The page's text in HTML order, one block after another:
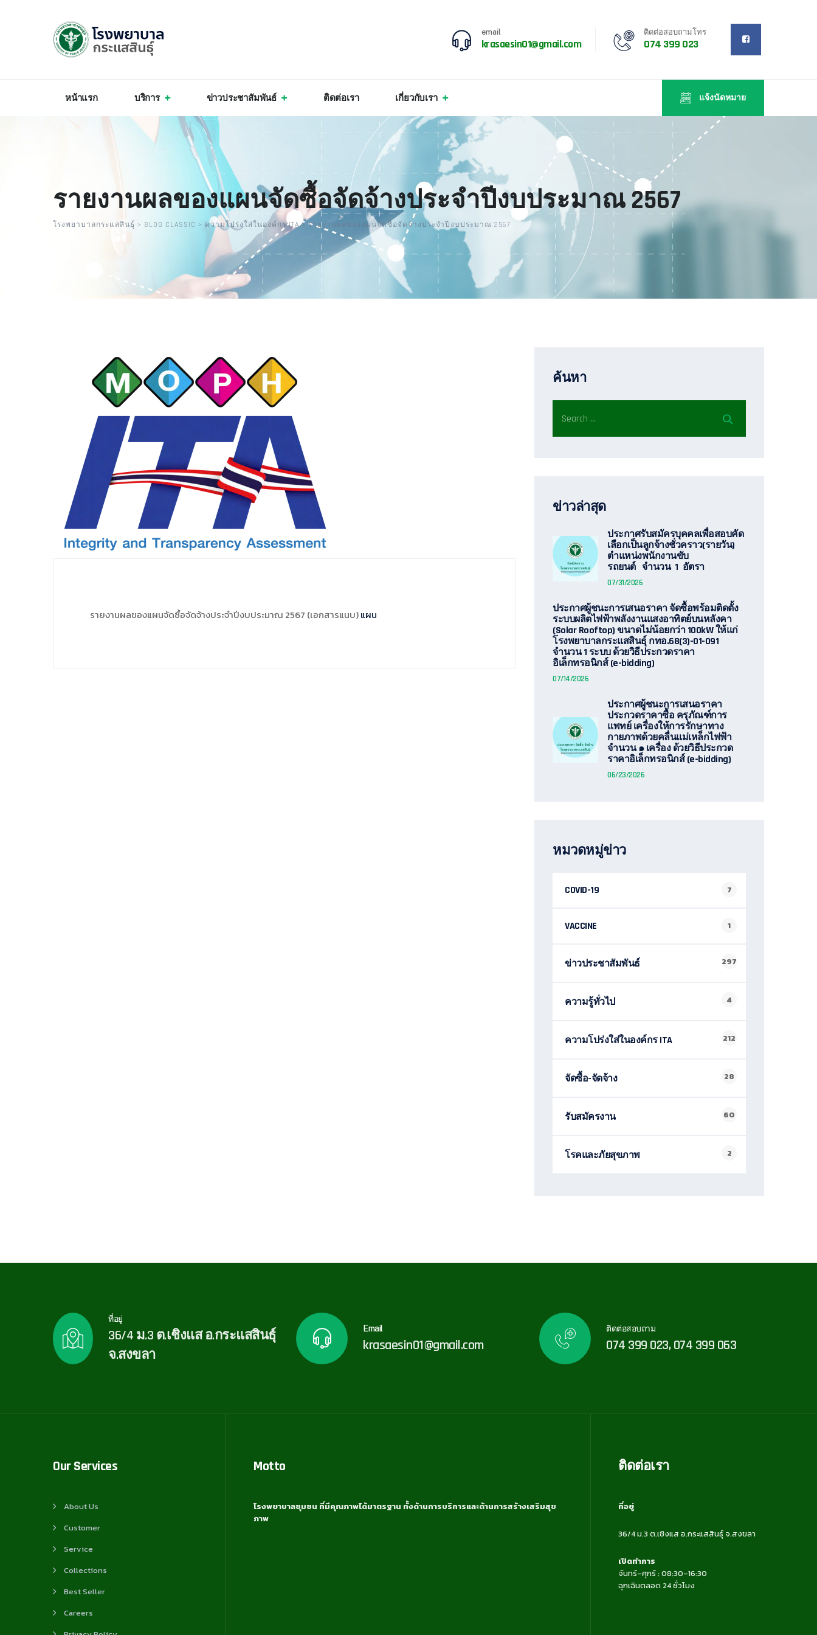
email
krasaesin01@gmail.com
ติดต่อสอบถามโทร
074 399 023
หน้าแรก บริการ ข่าวประชาสัมพันธ์ ติดต่อเรา เกี่ยวกับเรา แจ้งนัดหมาย
รายงานผลของแผนจัดซื้อจัดจ้างประจำปีงบประมาณ 2567
โรงพยาบาลกระแสสินธุ์ > BLOG CLASSIC > ความโปร่งใส่ในองค์กร ITA> รายงานผลของแผนจัดซื้อจัดจ้างประจำปีงบประมาณ 2567
รายงานผลของแผนจัดซื้อจัดจ้างประจำปีงบประมาณ 2567 (เอกสารแนบ)แผน
ค้นหา
ข่าวล่าสุด
ประกาศรับสมัครบุคคลเพื่อสอบคัด
เลือกเป็นลูกจ้างชั่วคราว(รายวัน)
ตำแหน่งพนักงานขับ
รถยนต์ จำนวน 1 อัตรา
07/31/2026
ประกาศผู้ชนะการเสนอราคา จัดซื้อพร้อมติดตั้ง
ระบบผลิตไฟฟ้าพลังงานแสงอาทิตย์บนหลังคา
(Solar Rooftop) ขนาดไม่น้อยกว่า 100kW ให้แก่
โรงพยาบาลกระแสสินธุ์ กทอ.68(3)-01-091
จำนวน 1 ระบบ ด้วยวิธีประกวดราคา
อิเล็กทรอนิกส์ (e-bidding)
07/14/2026
ประกาศผู้ชนะการเสนอราคา
ประกวดราคาซื้อ ครุภัณฑ์การ
แพทย์ เครื่องให้การรักษาทาง
กายภาพด้วยคลื่นแม่เหล็กไฟฟ้า
จำนวน ๑ เครื่อง ด้วยวิธีประกวด
ราคาอิเล็กทรอนิกส์ (e-bidding)
06/23/2026
หมวดหมู่ข่าว
COVID-19 7
VACCINE 1
ข่าวประชาสัมพันธ์ 297
ความรู้ทั่วไป 4
ความโปร่งใส่ในองค์กร ITA 212
จัดซื้อ-จัดจ้าง 28
รับสมัครงาน 60
โรคและภัยสุขภาพ 2
ที่อยู่
36/4 ม.3 ต.เชิงแส อ.กระแสสินธุ์
จ.สงขลา
Email
krasaesin01@gmail.com
ติดต่อสอบถาม
074 399 023, 074 399 063
Our Services
About Us
Customer
Service
Collections
Best Seller
Careers
Motto
โรงพยาบาลชุมชน ที่มีคุณภาพได้มาตรฐาน ทั้งด้านการบริการและด้านการสร้างเสริมสุข
ภาพ
ติดต่อเรา
ที่อยู่
36/4 ม.3 ต.เชิงแส อ.กระแสสินธุ์ จ.สงขลา
เปิดทำการ
จันทร์–ศุกร์ : 08:30–16:30
ฉุกเฉินตลอด 24 ชั่วโมง